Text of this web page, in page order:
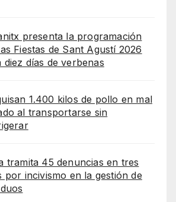
presenta la programación
Fiestas de Sant Agustí 2026
diez días de verbenas
1.400 kilos de pollo en mal
al transportarse sin
tramita 45 denuncias en tres
por incivismo en la gestión de